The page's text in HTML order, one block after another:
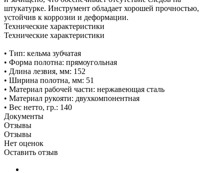
штукатурке. Инструмент обладает хорошей прочностью,
устойчив к коррозии и деформации.
Технические характеристики
Технические характеристики
• Тип: кельма зубчатая
• Форма полотна: прямоугольная
• Длина лезвия, мм: 152
• Ширина полотна, мм: 51
• Материал рабочей части: нержавеющая сталь
• Материал рукояти: двухкомпонентная
• Вес нетто, гр.: 140
Документы
Отзывы
Отзывы
Нет оценок
Оставить отзыв